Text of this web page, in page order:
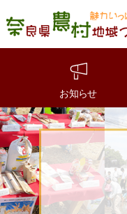
魅力いっぱい
村 奈良県農村
お知らせ